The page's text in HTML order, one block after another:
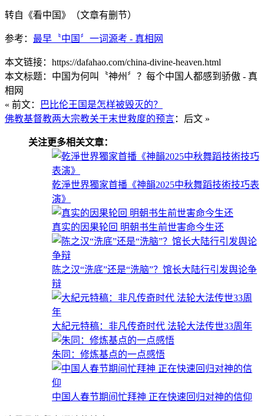
转自《看中国》（文章有删节）
参考： 最早〝中国〞一词源考 - 真相网
本文链接：https://dafahao.com/china-divine-heaven.html
本文标题：中国为何叫〝神州〞？每个中国人都感到骄傲 - 真
相网
« 前文：
巴比伦王国是怎样被毁灭的？
佛教基督教两大宗教关于末世救度的预言：后文 »
关注更多相关文章：
乾淨世界獨家首播《神韻2025中秋舞蹈技術技巧表
演》
真实的因果轮回 明朝书生前世害命今生还
陈之汉“洗底”还是“洗脑”？馆长大陆行引发舆论争
辩
大紀元特稿：非凡传奇时代 法轮大法传世33周年
朱同：修炼基点的一点感悟
中国人春节期间忙拜神 正在快速回归对神的信仰